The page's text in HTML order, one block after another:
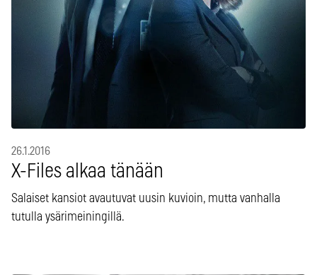
26.1.2016
X-Files alkaa tänään
Salaiset kansiot avautuvat uusin kuvioin, mutta vanhalla
tutulla ysärimeiningillä.